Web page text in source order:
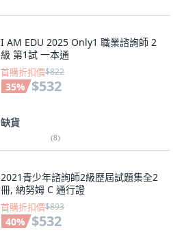
I AM EDU 2025 Only1 職業諮詢師 2
級 第1試 一本通
首購折扣價$822
35% $532
缺貨
(8)
2021青少年諮詢師2級歷屆試題集全2
冊, 納努姆 C 通行證
首購折扣價$893
40% $532